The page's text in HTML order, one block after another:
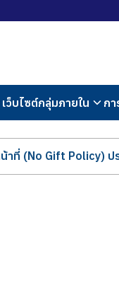
เว็บไซต์กลุ่มภายใน ก
าที่ (No Gift Policy)